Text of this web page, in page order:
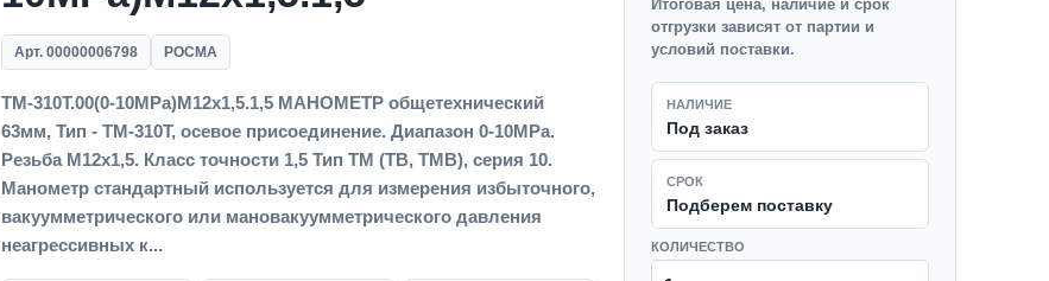
Арт. 00000006798 РОСМА
ТМ-310Т.00(0-10MPa)M12x1,5.1,5 МАНОМЕТР общетехнический
63мм, Тип - ТМ-310Т, осевое присоединение. Диапазон 0-10MPa.
Резьба M12x1,5. Класс точности 1,5 Тип ТМ (ТВ, ТМВ), серия 10.
Манометр стандартный используется для измерения избыточного,
вакуумметрического или мановакуумметрического давления
неагрессивных к...
Итоговая цена, наличие и срок
отгрузки зависят от партии и
условий поставки.
НАЛИЧИЕ
Под заказ
СРОК
Подберем поставку
КОЛИЧЕСТВО